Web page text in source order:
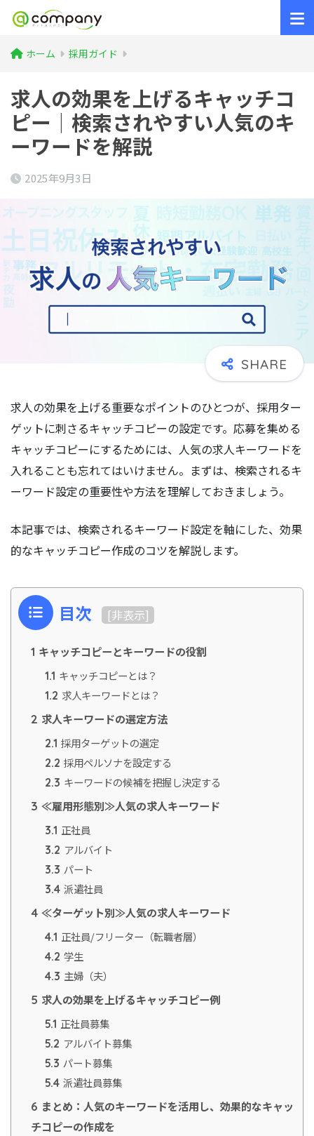
ホーム 採用ガイド
求人の効果を上げるキャッチコ
ピー｜検索されやすい人気のキ
ーワードを解説
2025年9月3日
求人の効果を上げる重要なポイントのひとつが、採用ター
ゲットに刺さるキャッチコピーの設定です。応募を集める
キャッチコピーにするためには、人気の求人キーワードを
入れることも忘れてはいけません。まずは、検索されるキ
ーワード設定の重要性や方法を理解しておきましょう。
本記事では、検索されるキーワード設定を軸にした、効果
的なキャッチコピー作成のコツを解説します。
目次 [非表示]
1 キャッチコピーとキーワードの役割
1.1 キャッチコピーとは？
1.2 求人キーワードとは？
2 求人キーワードの選定方法
2.1 採用ターゲットの選定
2.2 採用ペルソナを設定する
2.3 キーワードの候補を把握し決定する
3 ≪雇用形態別≫人気の求人キーワード
3.1 正社員
3.2 アルバイト
3.3 パート
3.4 派遣社員
4 ≪ターゲット別≫人気の求人キーワード
4.1 正社員/フリーター（転職者層）
4.2 学生
4.3 主婦（夫）
5 求人の効果を上げるキャッチコピー例
5.1 正社員募集
5.2 アルバイト募集
5.3 パート募集
5.4 派遣社員募集
6 まとめ：人気のキーワードを活用し、効果的なキャッ
チコピーの作成を